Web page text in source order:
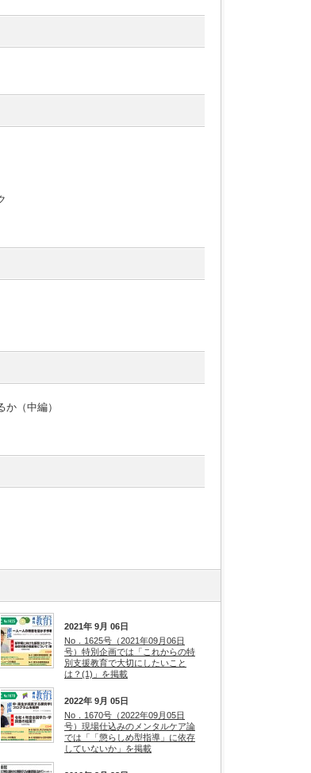
（中編）
2021年 9月 06日
No．1625号（2021年09月06日
号）特別企画では「これからの特
別支援教育で大切にしたいこと
は？(1)」を掲載
2022年 9月 05日
No．1670号（2022年09月05日
号）現場仕込みのメンタルケア論
では「「懲らしめ型指導」に依存
していないか」を掲載